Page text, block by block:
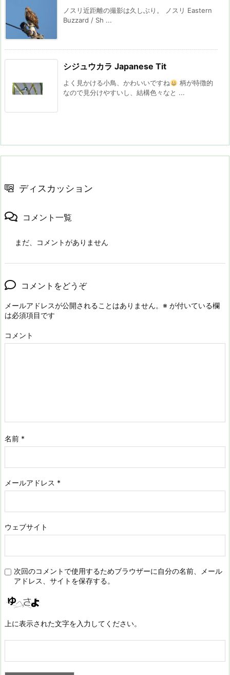
ノスリ近距離の撮影は久しぶり。 ノスリ Eastern
Buzzard / Sh ...
シジュウカラ Japanese Tit
よく見かける小鳥、かわいいですね
柄が特徴的
なので見分けやすいし、結構色々なと ...
ディスカッション
コメント一覧
まだ、コメントがありません
コメントをどうぞ
メールアドレスが公開されることはありません。 ※ が付いている欄
は必須項目です
コメント
名前 *
メールアドレス *
ウェブサイト
次回のコメントで使用するためブラウザーに自分の名前、メール
アドレス、サイトを保存する。
上に表示された文字を入力してください。